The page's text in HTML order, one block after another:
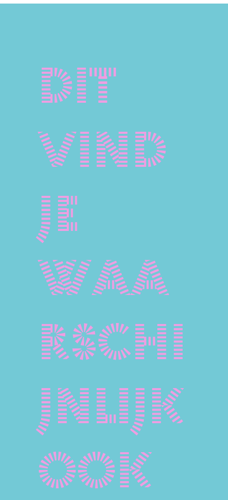
Dit
vind
je
waa
rschi
jnlijk
ook